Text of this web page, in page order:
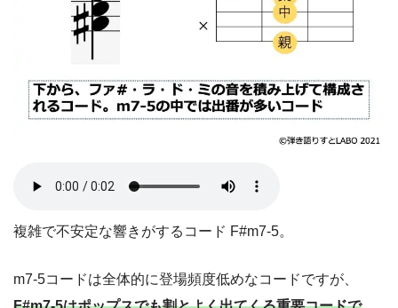
複雑で不安定な響きがするコード F#m7-5。
m7-5コードは全体的に登場頻度低めなコードですが、